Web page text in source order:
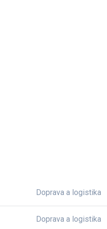
Doprava a logistika
Doprava a logistika